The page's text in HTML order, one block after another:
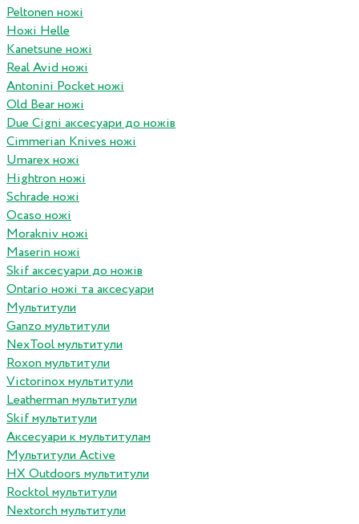
Peltonen ножі
Ножі Helle
Kanetsune ножі
Real Avid ножі
Antonini Pocket ножі
Old Bear ножі
Due Cigni аксесуари до ножів
Cimmerian Knives ножі
Umarex ножі
Hightron ножі
Schrade ножі
Ocaso ножі
Morakniv ножі
Maserin ножі
Skif аксесуари до ножів
Ontario ножі та аксесуари
Мультитули
Ganzo мультитули
NexTool мультитули
Roxon мультитули
Victorinox мультитули
Leatherman мультитули
Skif мультитули
Аксесуари к мультитулам
Мультитули Active
HX Outdoors мультитули
Rocktol мультитули
Nextorch мультитули